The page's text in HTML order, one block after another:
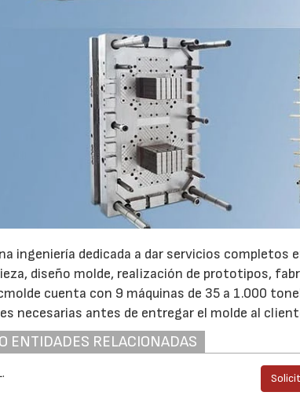
ingeniería dedicada a dar servicios completos
diseño molde, realización de prototipos,
cuenta con 9 máquinas de 35 a 1.000
necesarias antes de entregar el molde al
ENTIDADES RELACIONADAS